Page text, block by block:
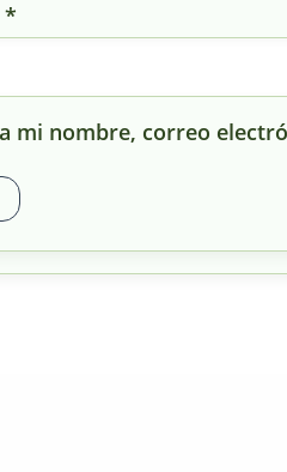
*
mi nombre, correo